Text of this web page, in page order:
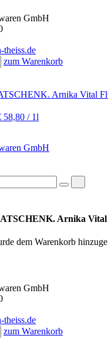
GmbH
zum Warenkorb
Arnika Vital
58,80 / 1l
GmbH
Arnika Vital
dem Warenkorb
GmbH
zum Warenkorb